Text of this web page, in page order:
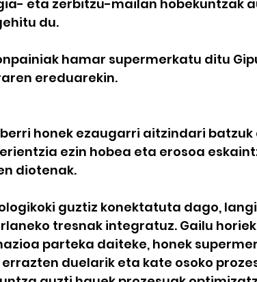
eta zerbitzu-mailan hobekuntzak
du.
hamar supermerkatu ditu
ereduarekin.
honek ezaugarri aitzindari batzuk
ezin hobea eta erosoa
diotenak.
guztiz konektatuta dago,
tresnak integratuz. Gailu
parteka daiteke, honek
duelarik eta kate osoko